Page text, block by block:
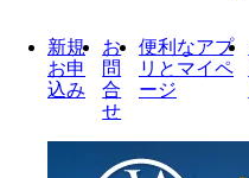
新規
お申
込み
お
問
合
せ
便利なアプ
リとマイペ
ージ